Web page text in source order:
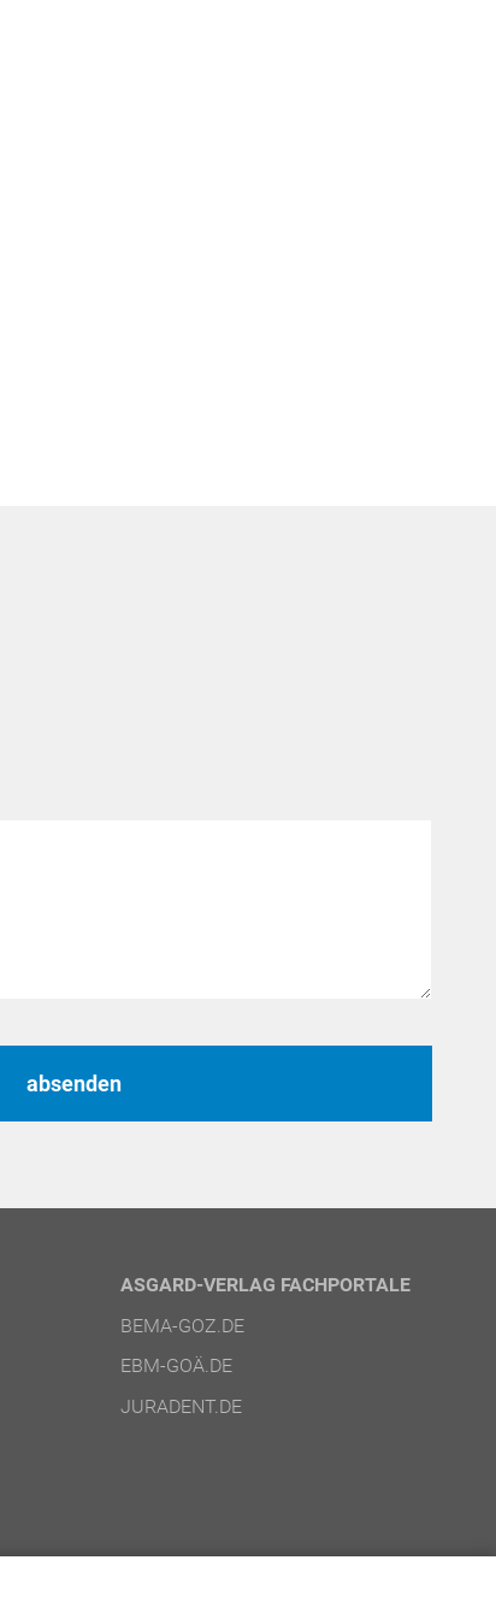
ASGARD-VERLAG FACHPORTALE
BEMA-GOZ.DE
EBM-GOÄ.DE
JURADENT.DE